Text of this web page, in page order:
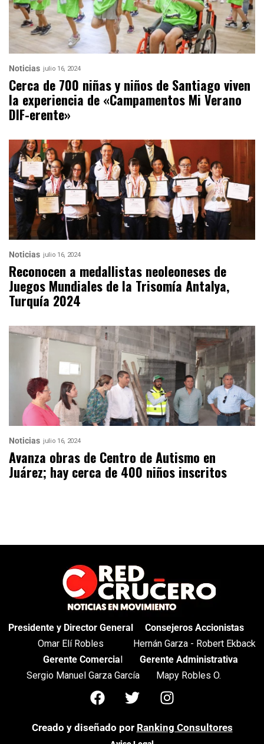
Noticias julio 16, 2024
Cerca de 700 niñas y niños de Santiago viven
la experiencia de «Campamentos Mi Verano
DIF-erente»
Noticias julio 16, 2024
Reconocen a medallistas neoleoneses de
Juegos Mundiales de la Trisomía Antalya,
Turquía 2024
Noticias julio 16, 2024
Avanza obras de Centro de Autismo en
Juárez; hay cerca de 400 niños inscritos
Presidente y Director General
Omar Elí Robles
Consejeros Accionistas
Hernán Garza - Robert Ekback
Gerente Comercial
Sergio Manuel Garza García
Gerente Administrativa
Mapy Robles O.
Creado y diseñado por Ranking Consultores